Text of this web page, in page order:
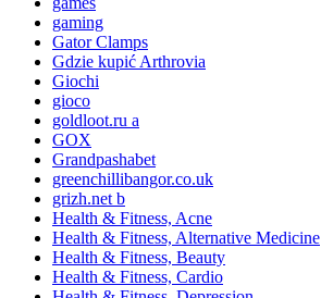
gaming
Gator Clamps
Gdzie kupić Arthrovia
Giochi
gioco
goldloot.ru a
GOX
Grandpashabet
greenchillibangor.co.uk
grizh.net b
Health & Fitness, Acne
Health & Fitness, Alternative Medicine
Health & Fitness, Beauty
Health & Fitness, Cardio